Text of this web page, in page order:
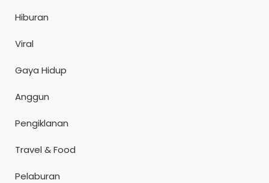
Hiburan
Viral
Gaya Hidup
Anggun
Pengiklanan
Travel & Food
Pelaburan